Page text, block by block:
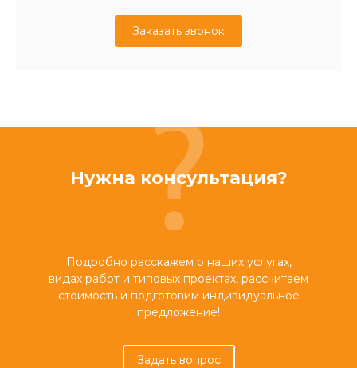
Заказать звонок
Нужна консультация?
Подробно расскажем о наших услугах,
видах работ и типовых проектах, рассчитаем
стоимость и подготовим индивидуальное
предложение!
Задать вопрос